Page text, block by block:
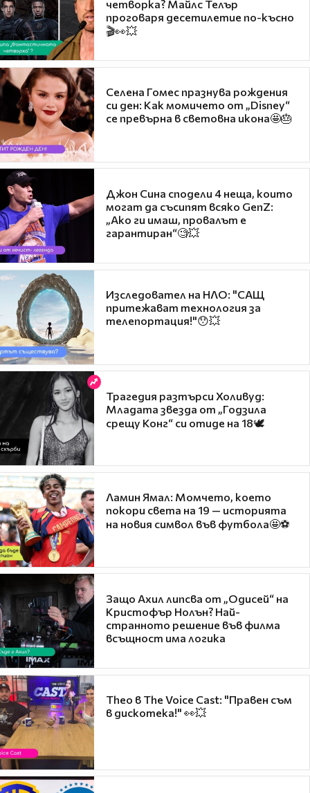
четворка? Майлс Телър
проговаря десетилетие по-късно
🎬👀💥
Селена Гомес празнува рождения
си ден: Как момичето от „Disney“
се превърна в световна икона🤩🎂
Джон Сина сподели 4 неща, които
могат да съсипят всяко GenZ:
„Ако ги имаш, провалът е
гарантиран“🧐💥
Изследовател на НЛО: "САЩ
притежават технология за
телепортация!"😯💥
Трагедия разтърси Холивуд:
Младата звезда от „Годзила
срещу Конг“ си отиде на 18🕊️
Ламин Ямал: Момчето, което
покори света на 19 — историята
на новия символ във футбола🤩⚽
Защо Ахил липсва от „Одисей“ на
Кристофър Нолън? Най-
странното решение във филма
всъщност има логика
Theo в The Voice Cast: "Правен съм
в дискотека!" 👀💥